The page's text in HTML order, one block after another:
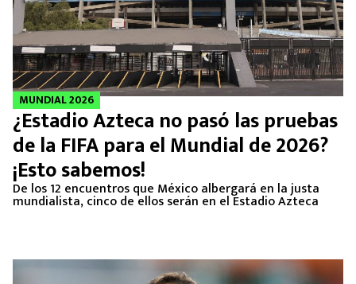
MUNDIAL 2026
¿Estadio Azteca no pasó las pruebas
de la FIFA para el Mundial de 2026?
¡Esto sabemos!
De los 12 encuentros que México albergará en la justa
mundialista, cinco de ellos serán en el Estadio Azteca